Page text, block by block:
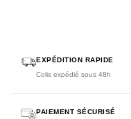
EXPÉDITION RAPIDE
Colis expédié sous 48h
PAIEMENT SÉCURISÉ